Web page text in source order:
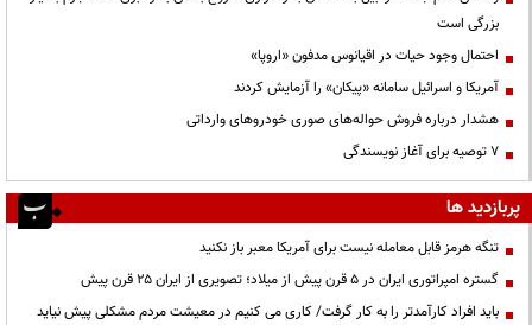
بزرگی است
احتمال وجود حیات در اقیانوس مدفون «اروپا»
آمریکا و اسرائیل سامانه «پیکان» را آزمایش کردند
هشدار درباره فروش حواله‌های صوری خودروهای وارداتی
۷ توصیه برای آغاز نویسندگی
پربازدید ها
تنگه هرمز قابل معامله نیست برای آمریکا معبر باز نکنید
گستره امپراتوری ایران در ۵ قرن پیش از میلاد؛ تصویری از ایران ۲۵ قرن پیش
باید افراد کارآمدتر را به کار گرفت/ کاری می کنیم در معیشت مردم مشکلی پیش نیاید